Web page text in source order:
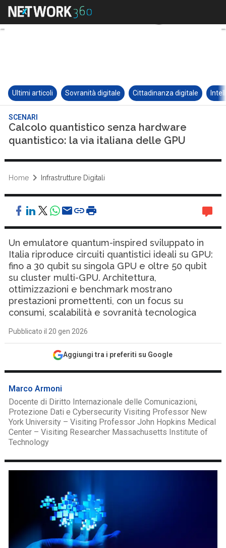
Ultimi articoli Sovranità digitale Cittadinanza digitale
SCENARI
Calcolo quantistico senza hardware
quantistico: la via italiana delle GPU
Home Infrastrutture Digitali
Un emulatore quantum-inspired sviluppato in
Italia riproduce circuiti quantistici ideali su GPU:
fino a 30 qubit su singola GPU e oltre 50 qubit
su cluster multi-GPU. Architettura,
ottimizzazioni e benchmark mostrano
prestazioni promettenti, con un focus su
consumi, scalabilità e sovranità tecnologica
Pubblicato il 20 gen 2026
Aggiungi tra i preferiti su Google
Marco Armoni
Docente di Diritto Internazionale delle Comunicazioni,
Protezione Dati e Cybersecurity Visiting Professor New
York University – Visiting Professor John Hopkins Medical
Center – Visiting Researcher Massachusetts Institute of
Technology